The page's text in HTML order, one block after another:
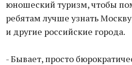
юношеский туризм, чтобы
ребятам лучше узнать
и другие российские города.
- Бывает, просто